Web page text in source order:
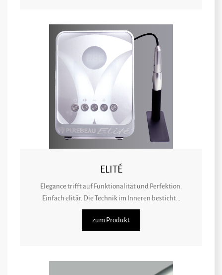
ELITÉ
Elegance trifft auf Funktionalität und Perfektion.
Einfach elitär. Die Technik im Inneren besticht...
zum Produkt